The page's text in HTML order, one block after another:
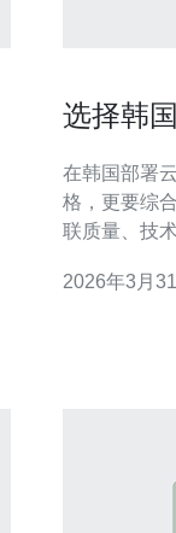
选择韩
在韩国部署
格，更要综
联质量、技
可控并满足法规要求。 带宽和流
2026年3月